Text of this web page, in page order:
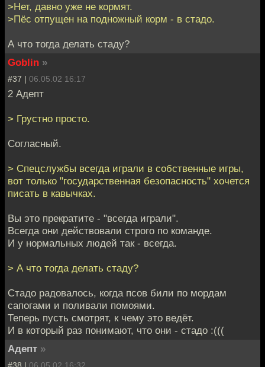
>Нет, давно уже не кормят.
>Пёс отпущен на подножный корм - в стадо.
А что тогда делать стаду?
Goblin »
#37 | 06.05.02 16:17
2 Адепт
> Грустно просто.
Согласный.
> Спецслужбы всегда играли в собственные игры,
вот только "государственная безопасность" хочется
писать в кавычках.
Вы это прекратите - "всегда играли".
Всегда они действовали строго по команде.
И у нормальных людей так - всегда.
> А что тогда делать стаду?
Стадо радовалось, когда псов били по мордам
сапогами и поливали помоями.
Теперь пусть смотрят, к чему это ведёт.
И в который раз понимают, что они - стадо :(((
Адепт »